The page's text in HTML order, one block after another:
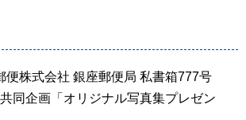
便株式会社 銀座郵便局 私書箱777号
同企画「オリジナル写真集プレゼン